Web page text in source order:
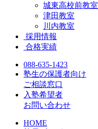
城東高校前教室
津田教室
川内教室
採用情報
合格実績
088-635-1423
塾生の保護者向け
ご相談窓口
入塾希望者
お問い合わせ
HOME